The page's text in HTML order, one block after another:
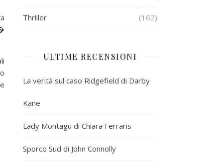
Thriller (162)
ULTIME RECENSIONI
La verità sul caso Ridgefield di Darby
Kane
Lady Montagu di Chiara Ferraris
Sporco Sud di John Connolly